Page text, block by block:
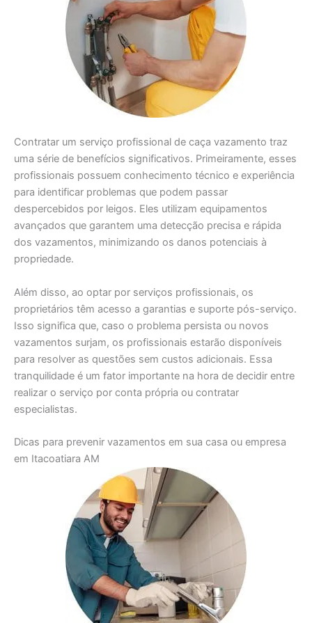
Contratar um serviço profissional de caça vazamento traz
uma série de benefícios significativos. Primeiramente, esses
profissionais possuem conhecimento técnico e experiência
para identificar problemas que podem passar
despercebidos por leigos. Eles utilizam equipamentos
avançados que garantem uma detecção precisa e rápida
dos vazamentos, minimizando os danos potenciais à
propriedade.
Além disso, ao optar por serviços profissionais, os
proprietários têm acesso a garantias e suporte pós-serviço.
Isso significa que, caso o problema persista ou novos
vazamentos surjam, os profissionais estarão disponíveis
para resolver as questões sem custos adicionais. Essa
tranquilidade é um fator importante na hora de decidir entre
realizar o serviço por conta própria ou contratar
especialistas.
Dicas para prevenir vazamentos em sua casa ou empresa
em Itacoatiara AM